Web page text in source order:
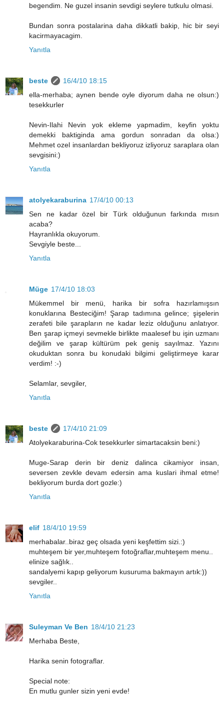
begendim. Ne guzel insanin sevdigi seylere tutkulu olmasi.
Bundan sonra postalarina daha dikkatli bakip, hic bir seyi
kacirmayacagim.
Yanıtla
beste
16/4/10 18:15
ella-merhaba; aynen bende oyle diyorum daha ne olsun:)
tesekkurler
Nevin-Ilahi Nevin yok ekleme yapmadim, keyfin yoktu
demekki baktiginda ama gordun sonradan da olsa:)
Mehmet ozel insanlardan bekliyoruz izliyoruz saraplara olan
sevgisini:)
Yanıtla
atolyekaraburina 17/4/10 00:13
Sen ne kadar özel bir Türk olduğunun farkında mısın
acaba?
Hayranlıkla okuyorum.
Sevgiyle beste...
Yanıtla
Müge 17/4/10 18:03
Mükemmel bir menü, harika bir sofra hazırlamışsın
konuklarına Besteciğim! Şarap tadımına gelince; şişelerin
zerafeti bile şarapların ne kadar leziz olduğunu anlatıyor.
Ben şarap içmeyi sevmekle birlikte maalesef bu işin uzmanı
değilim ve şarap kültürüm pek geniş sayılmaz. Yazını
okuduktan sonra bu konudaki bilgimi geliştirmeye karar
verdim! :-)
Selamlar, sevgiler,
Yanıtla
beste
17/4/10 21:09
Atolyekaraburina-Cok tesekkurler simartacaksin beni:)
Muge-Sarap derin bir deniz dalinca cikamiyor insan,
seversen zevkle devam edersin ama kuslari ihmal etme!
bekliyorum burda dort gozle:)
Yanıtla
elif 18/4/10 19:59
merhabalar..biraz geç olsada yeni keşfettim sizi.:)
muhteşem bir yer,muhteşem fotoğraflar,muhteşem menu..
elinize sağlık..
sandalyemi kapıp geliyorum kusuruma bakmayın artık:))
sevgiler..
Yanıtla
Suleyman Ve Ben 18/4/10 21:23
Merhaba Beste,
Harika senin fotograflar.
Special note:
En mutlu gunler sizin yeni evde!